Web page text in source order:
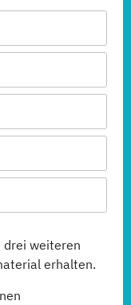
drei weiteren
erhalten.